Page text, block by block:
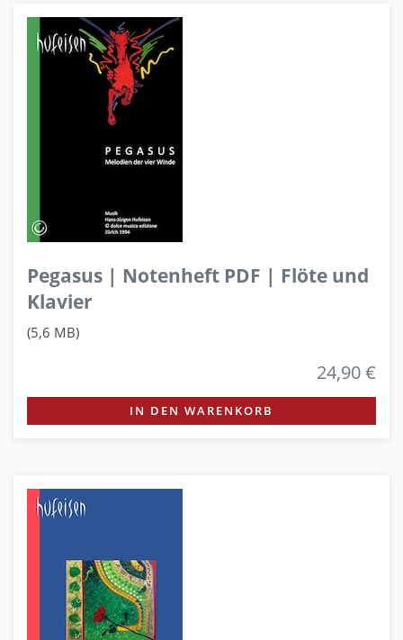
Pegasus | Notenheft PDF | Flöte und
Klavier
(5,6 MB)
24,90 €
IN DEN WARENKORB